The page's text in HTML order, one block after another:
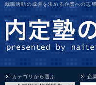
就職活動の成否を決める企業への志
カテゴリから選ぶ 企